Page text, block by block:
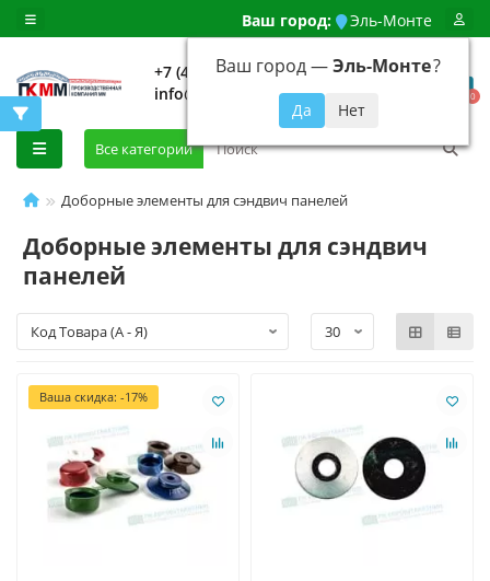
Ваш город: Эль-Монте
Ваш город —Эль-Монте?
+7 (499) 648-92-94
info@evroshtaketnikmoskva.ru
0
Все категории
Доборные элементы для сэндвич панелей
Доборные элементы для сэндвич
панелей
Ваша скидка: -17%